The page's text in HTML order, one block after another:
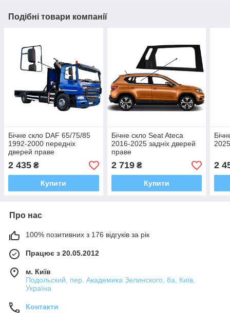
Подібні товари компанії
Бічне скло DAF 65/75/85
1992-2000 передніх
дверей праве
2 435 ₴
Купити
Бічне скло Seat Ateca
2016-2025 задніх дверей
праве
2 719₴
Купити
2
Про нас
100% позитивних з 176 відгуків за рік
Працює з 20.05.2012
м. Київ
Подольский, пер. Академика Зелинского, 8а, Київ,
Україна
Контакти